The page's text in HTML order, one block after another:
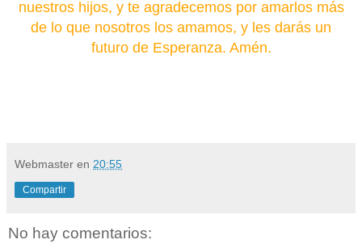
nuestros hijos, y te agradecemos por amarlos más
de lo que nosotros los amamos, y les darás un
futuro de Esperanza. Amén.
Webmaster en 20:55
Compartir
No hay comentarios: